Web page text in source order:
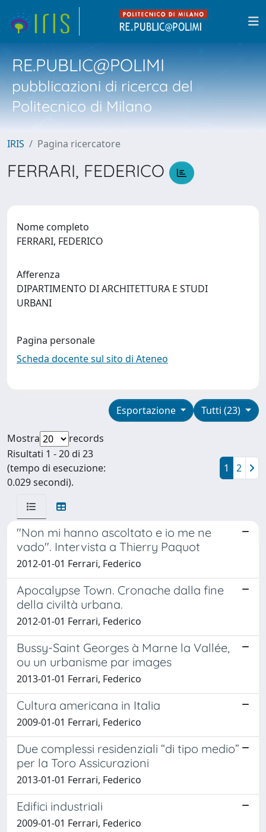
RE.PUBLIC@POLIMI
pubblicazioni di ricerca del
Politecnico di Milano
IRIS Pagina ricercatore
FERRARI, FEDERICO
Nome completo
FERRARI, FEDERICO
Afferenza
DIPARTIMENTO DI ARCHITETTURA E STUDI
URBANI
Pagina personale
Scheda docente sul sito di Ateneo
Tutti (23)
Esportazione
Mostra
records
Risultati 1 - 20 di 23
(tempo di esecuzione:
0.029 secondi).
1 2
"Non mi hanno ascoltato e io me ne
vado". Intervista a Thierry Paquot
2012-01-01 Ferrari, Federico
Apocalypse Town. Cronache dalla fine
della civiltà urbana.
2012-01-01 Ferrari, Federico
Bussy-Saint Georges à Marne la Vallée,
ou un urbanisme par images
2013-01-01 Ferrari, Federico
Cultura americana in Italia
2009-01-01 Ferrari, Federico
Due complessi residenziali “di tipo medio”
per la Toro Assicurazioni
2013-01-01 Ferrari, Federico
Edifici industriali
2009-01-01 Ferrari, Federico